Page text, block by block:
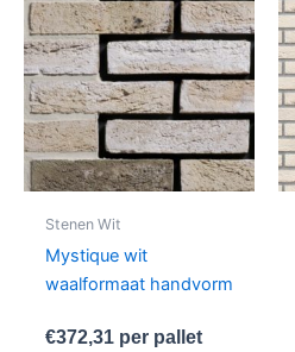
Stenen Wit
Mystique wit
waalformaat handvorm
€372,31 per pallet